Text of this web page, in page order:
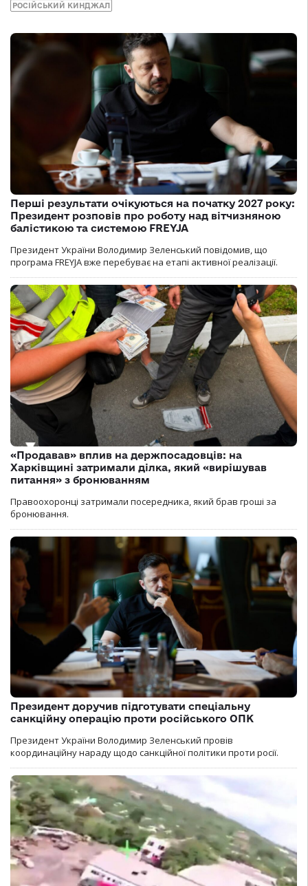
РОСІЙСЬКИЙ КИНДЖАЛ
Перші результати очікуються на початку 2027 року:
Президент розповів про роботу над вітчизняною
балістикою та системою FREYJA
Президент України Володимир Зеленський повідомив, що
програма FREYJA вже перебуває на етапі активної реалізації.
«Продавав» вплив на держпосадовців: на
Харківщині затримали ділка, який «вирішував
питання» з бронюванням
Правоохоронці затримали посередника, який брав гроші за
бронювання.
Президент доручив підготувати спеціальну
санкційну операцію проти російського ОПК
Президент України Володимир Зеленський провів
координаційну нараду щодо санкційної політики проти росії.